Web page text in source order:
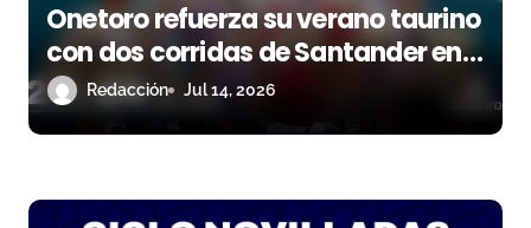
Onetoro refuerza su verano taurino
con dos corridas de Santander en
directo
Redacción Jul 14, 2026